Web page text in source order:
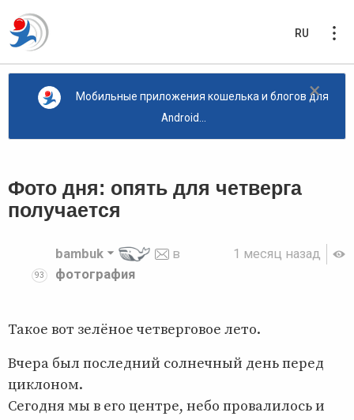
RU
×
Мобильные приложения кошелька и блогов для
Android...
Фото дня: опять для четверга
получается
1 месяц назад
93
bambuk
в
фотография
Такое вот зелёное четверговое лето.
Вчера был последний солнечный день перед
циклоном.
Сегодня мы в его центре, небо провалилось и